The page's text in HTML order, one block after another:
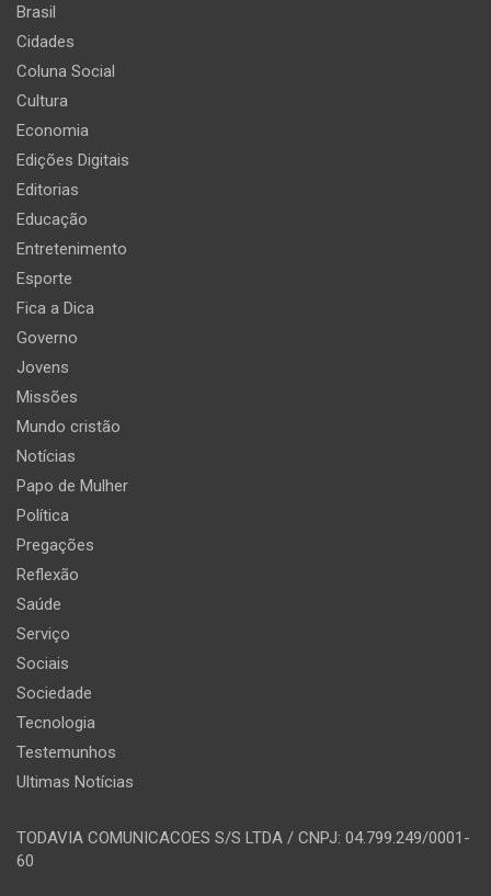
Brasil
Cidades
Coluna Social
Cultura
Economia
Edições Digitais
Editorias
Educação
Entretenimento
Esporte
Fica a Dica
Governo
Jovens
Missões
Mundo cristão
Notícias
Papo de Mulher
Política
Pregações
Reflexão
Saúde
Serviço
Sociais
Sociedade
Tecnologia
Testemunhos
Ultimas Notícias
TODAVIA COMUNICACOES S/S LTDA / CNPJ: 04.799.249/0001-
60